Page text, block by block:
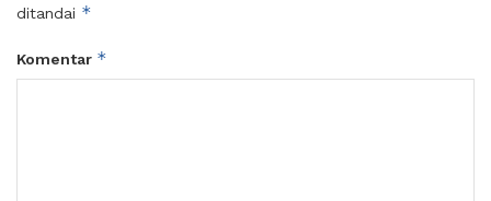
ditandai *
Komentar *